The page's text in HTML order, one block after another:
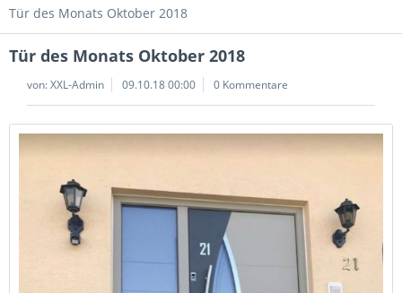
Tür des Monats Oktober 2018
Tür des Monats Oktober 2018
von:XXL-Admin 09.10.18 00:00 0 Kommentare